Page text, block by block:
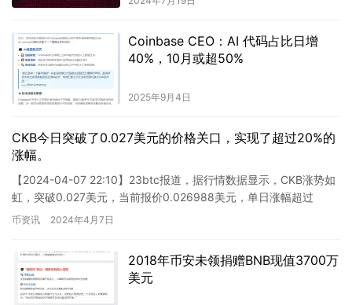
Coinbase CEO：AI 代码占比日增
40%，10月或超50%
2025年9月4日
CKB今日突破了0.027美元的价格关口，实现了超过20%的
涨幅。
【2024-04-07 22:10】23btc报道，据行情数据显示，CKB涨势如
虹，突破0.027美元，当前报价0.026988美元，单日涨幅超过
20%。由于行情波动较大，请务必做…
币资讯 2024年4月7日
2018年币安未领捐赠BNB现值3700万
美元